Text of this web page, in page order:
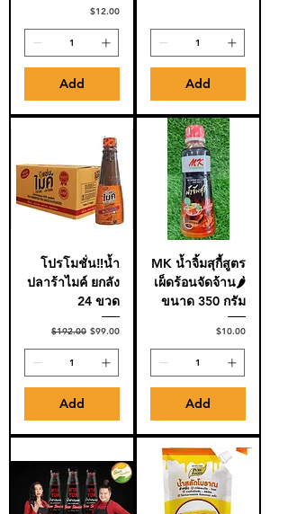
Price
$12.00
Add Add
โปรโมชั่น‼️น้ำ
ปลาร้าไมค์ ยกลัง
24 ขวด
Regular Price
$192.00 Sale Price
$99.00
Add
MK น้ำจิ้มสุกี้สูตร
เผ็ดร้อนจัดจ้าน🌶️
ขนาด 350 กรัม
Price
$10.00
Add